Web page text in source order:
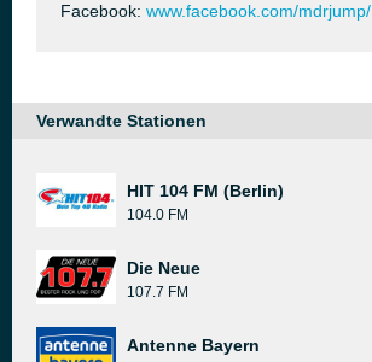
Facebook: www.facebook.com/mdrjump/
Verwandte Stationen
HIT 104 FM (Berlin)
104.0 FM
Die Neue
107.7 FM
Antenne Bayern